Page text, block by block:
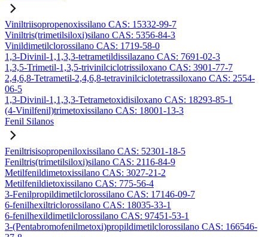
Viniltriisopropenoxissilano CAS: 15332-99-7
Viniltris(trimetilsiloxi)silano CAS: 5356-84-3
Vinildimetilclorossilano CAS: 1719-58-0
1,3-Divinil-1,1,3,3-tetrametildissilazano CAS: 7691-02-3
1,3,5-Trimetil-1,3,5-trivinilciclotrissiloxano CAS: 3901-77-7
2,4,6,8-Tetrametil-2,4,6,8-tetravinilciclotetrassiloxano CAS: 2554-
06-5
1,3-Divinil-1,1,3,3-Tetrametoxidisiloxano CAS: 18293-85-1
(4-Vinilfenil)trimetoxissilano CAS: 18001-13-3
Fenil Silanos
Feniltrisisopropeniloxissilano CAS: 52301-18-5
Feniltris(trimetilsiloxi)silano CAS: 2116-84-9
Metilfenildimetoxissilano CAS: 3027-21-2
Metilfenildietoxissilano CAS: 775-56-4
3-Fenilpropildimetilclorossilano CAS: 17146-09-7
6-fenilhexiltriclorossilano CAS: 18035-33-1
6-fenilhexildimetilclorossilano CAS: 97451-53-1
3-(Pentabromofenilmetoxi)propildimetilclorossilano CAS: 166546-